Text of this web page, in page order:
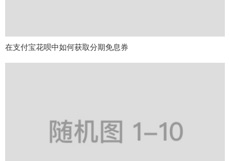
在支付宝花呗中如何获取分期免息券